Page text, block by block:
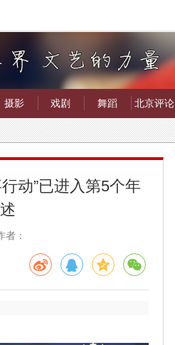
摄影 戏剧 舞蹈 北京评论
动”已进入第5个年
：